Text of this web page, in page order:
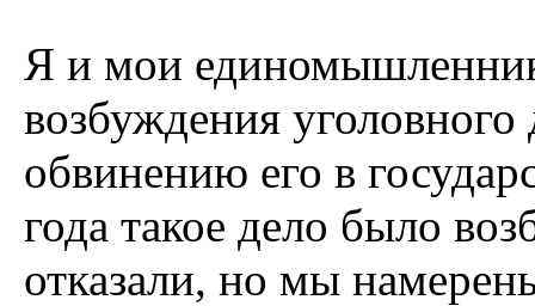
Я и мои
возбуждения уголовного
обвинению его в
года такое дело было
отказали, но мы